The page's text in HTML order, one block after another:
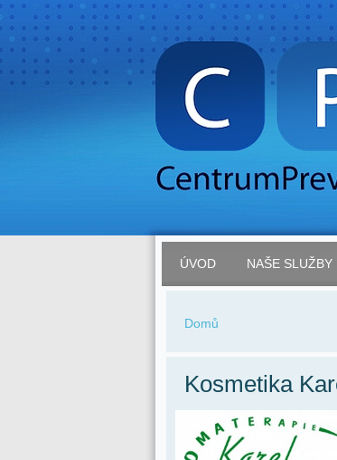
ÚVOD NAŠE SLUŽBY
Domů
Kosmetika